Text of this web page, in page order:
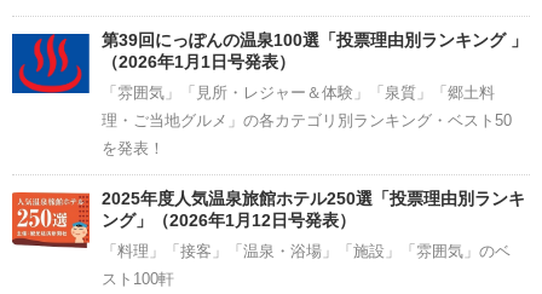
第39回にっぽんの温泉100選「投票理由別ランキング 」
（2026年1月1日号発表）
「雰囲気」「見所・レジャー＆体験」「泉質」「郷土料
理・ご当地グルメ」の各カテゴリ別ランキング・ベスト50
を発表！
2025年度人気温泉旅館ホテル250選「投票理由別ランキ
ング」（2026年1月12日号発表）
「料理」「接客」「温泉・浴場」「施設」「雰囲気」のベ
スト100軒